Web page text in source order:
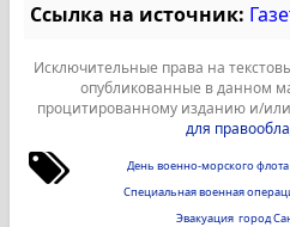
Ссылка на источник:
Исключительные права на
опубликованные в данном
процитированному изданию и/
для
День военно-морского флота
Специальная военная
Эвакуация город